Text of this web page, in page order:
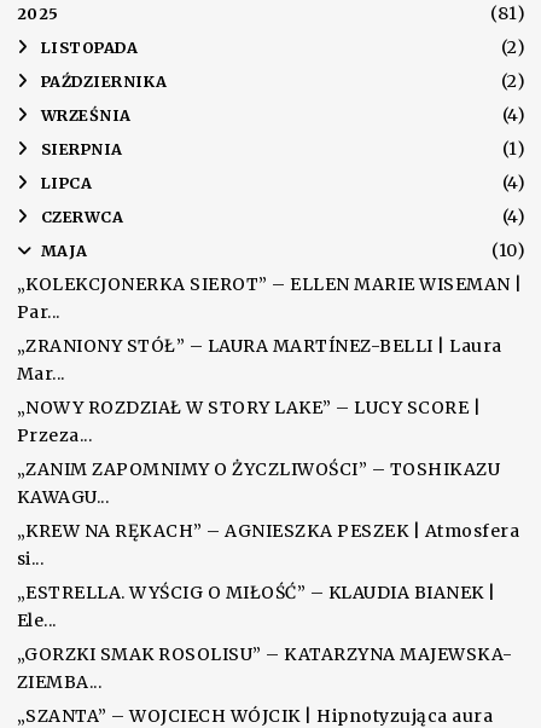
2025 (81)
► LISTOPADA (2)
► PAŹDZIERNIKA (2)
► WRZEŚNIA (4)
► SIERPNIA (1)
► LIPCA (4)
► CZERWCA (4)
▼ MAJA
(10)
„KOLEKCJONERKA SIEROT” – ELLEN MARIE WISEMAN |
Par...
„ZRANIONY STÓŁ” – LAURA MARTÍNEZ-BELLI | Laura
Mar...
„NOWY ROZDZIAŁ W STORY LAKE” – LUCY SCORE |
Przeza...
„ZANIM ZAPOMNIMY O ŻYCZLIWOŚCI” – TOSHIKAZU
KAWAGU...
„KREW NA RĘKACH” – AGNIESZKA PESZEK | Atmosfera
si...
„ESTRELLA. WYŚCIG O MIŁOŚĆ” – KLAUDIA BIANEK |
Ele...
„GORZKI SMAK ROSOLISU” – KATARZYNA MAJEWSKA-
ZIEMBA...
„SZANTA” – WOJCIECH WÓJCIK | Hipnotyzująca aura